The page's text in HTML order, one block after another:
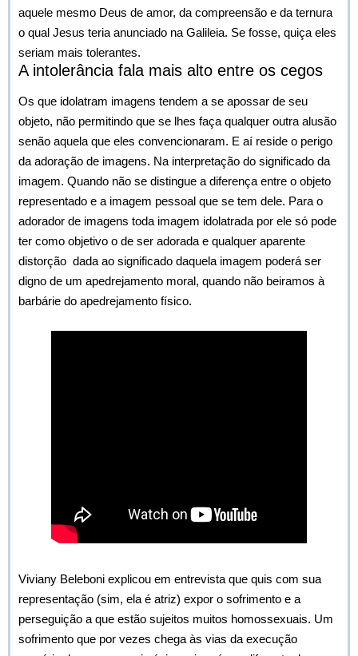
aquele mesmo Deus de amor, da compreensão e da ternura
o qual Jesus teria anunciado na Galileia. Se fosse, quiça eles
seriam mais tolerantes.
A intolerância fala mais alto entre os cegos
Os que idolatram imagens tendem a se apossar de seu
objeto, não permitindo que se lhes faça qualquer outra alusão
senão aquela que eles convencionaram. E aí reside o perigo
da adoração de imagens. Na interpretação do significado da
imagem. Quando não se distingue a diferença entre o objeto
representado e a imagem pessoal que se tem dele. Para o
adorador de imagens toda imagem idolatrada por ele só pode
ter como objetivo o de ser adorada e qualquer aparente
distorção dada ao significado daquela imagem poderá ser
digno de um apedrejamento moral, quando não beiramos à
barbárie do apedrejamento físico.
Viviany Beleboni explicou em entrevista que quis com sua
representação (sim, ela é atriz) expor o sofrimento e a
perseguição a que estão sujeitos muitos homossexuais. Um
sofrimento que por vezes chega às vias da execução